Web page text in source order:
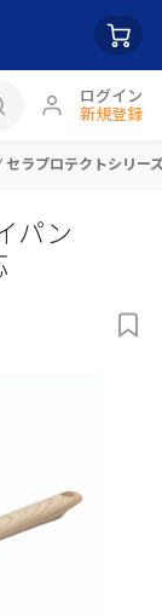
ログイン
新規登録
セラプロテクトシリー
パン